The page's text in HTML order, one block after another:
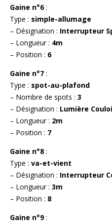
Gaine n°6:
Type : simple-allumage
– Désignation : Interrupteur
– Longueur : 4m
– Position : 6
Gaine n°7 :
Type : spot-au-plafond
– Nombre de spots : 3
– Désignation : Lumière
– Longueur : 2m
– Position : 7
Gaine n°8 :
Type : va-et-vient
– Désignation : Interrupteur
– Longueur : 3m
– Position : 8
Gaine n°9: